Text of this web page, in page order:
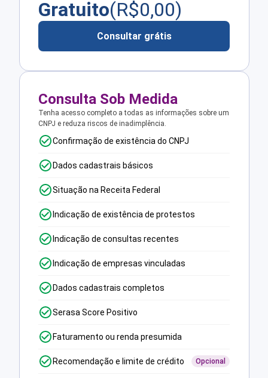
Gratuito(R$0,00)
Consultar grátis
Consulta Sob Medida
Tenha acesso completo a todas as informações sobre um
CNPJ e reduza riscos de inadimplência.
Confirmação de existência do CNPJ
Dados cadastrais básicos
Situação na Receita Federal
Indicação de existência de protestos
Indicação de consultas recentes
Indicação de empresas vinculadas
Dados cadastrais completos
Serasa Score Positivo
Faturamento ou renda presumida
Recomendação e limite de crédito Opcional